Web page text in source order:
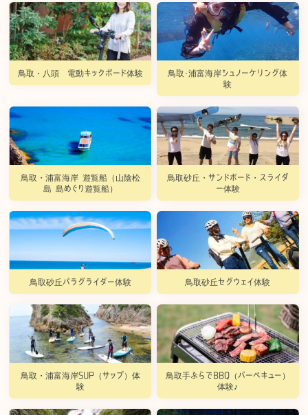
鳥取・八頭 電動キックボード体験
鳥取･浦富海岸シュノーケリング体
験
鳥取・浦富海岸 遊覧船（山陰松
島 島めぐり遊覧船）
鳥取砂丘・サンドボード・スライダ
ー体験
鳥取砂丘パラグライダー体験 鳥取砂丘セグウェイ体験
鳥取・浦富海岸SUP（サップ）体
験
鳥取手ぶらでBBQ（バーベキュー）
体験♪